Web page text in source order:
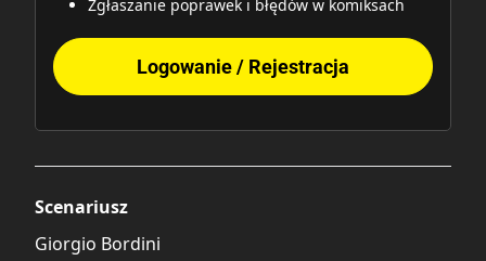
Zgłaszanie poprawek i błędów w komiksach
Logowanie / Rejestracja
Scenariusz
Giorgio Bordini